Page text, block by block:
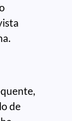
de